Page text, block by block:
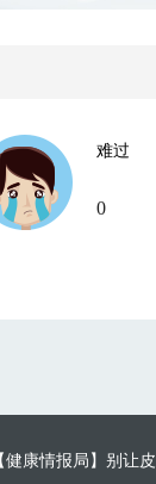
难过
0
健康情报局】别让皮